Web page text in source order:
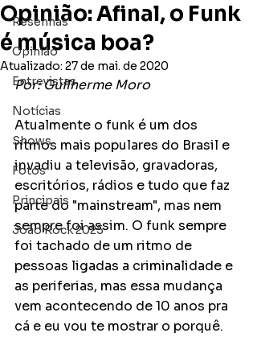
Resenhas
Opinião
Entrevistas
Notícias
Shows
Fotos
Principais
João Rock 2025
Opinião: Afinal, o Funk
é música boa?
Atualizado: 27 de mai. de 2020
Por: Guilherme Moro
Atualmente o funk é um dos
ritmos mais populares do Brasil e
invadiu a televisão, gravadoras,
escritórios, rádios e tudo que faz
parte do "mainstream", mas nem
sempre foi assim. O funk sempre
foi tachado de um ritmo de
pessoas ligadas a criminalidade e
as periferias, mas essa mudança
vem acontecendo de 10 anos pra
cá e eu vou te mostrar o porquê.